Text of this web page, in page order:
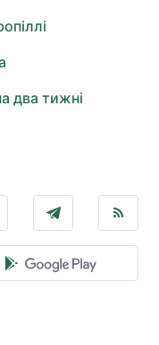
два тижні